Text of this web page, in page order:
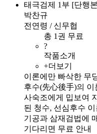
태극검제 1부 [단행
박찬규
전연령 / 신무협
총 1권 무료
?
작품소개
+더보기
이론에만 빠삭한 무
후수(先心後手)의
사숙조에게 밉보여
된 청수, 선심후수
기공과 삼재검법에
기다리면 무료 안내